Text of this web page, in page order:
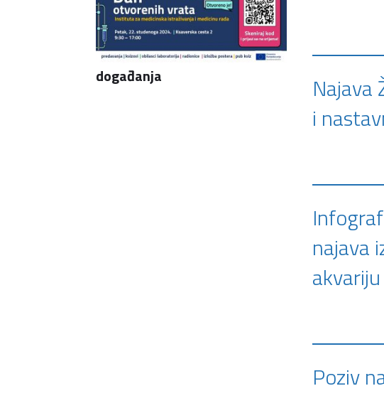
događanja
Najava
i
najava
Poziv